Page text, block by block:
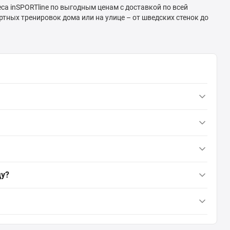
inSPORTline по выгодным ценам с доставкой по всей
тренировок дома или на улице – от шведских стенок до